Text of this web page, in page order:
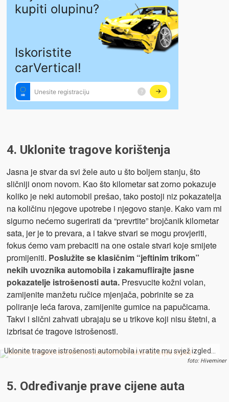
4. Uklonite tragove korištenja
Jasna je stvar da svi žele auto u što boljem stanju, što
sličniji onom novom. Kao što kilometar sat zorno pokazuje
koliko je neki automobil prešao, tako postoji niz pokazatelja
na količinu njegove upotrebe i njegovo stanje. Kako vam mi
sigurno nećemo sugerirati da “prevrtite” brojčanik kilometar
sata, jer je to prevara, a i takve stvari se mogu provjeriti,
fokus ćemo vam prebaciti na one ostale stvari koje smijete
promijeniti. Poslužite se klasičnim “jeftinim trikom”
nekih uvoznika automobila i zakamuflirajte jasne
pokazatelje istrošenosti auta.Presvucite kožni volan,
zamijenite manžetu ručice mjenjača, pobrinite se za
poliranje leća farova, zamijenite gumice na papučicama.
Takvi i slični zahvati ubrajaju se u trikove koji nisu štetni, a
izbrisat će tragove istrošenosti.
Uklonite tragove istrošenosti automobila i vratite mu svjež izgled…
foto: Hiveminer
5. Određivanje prave cijene auta